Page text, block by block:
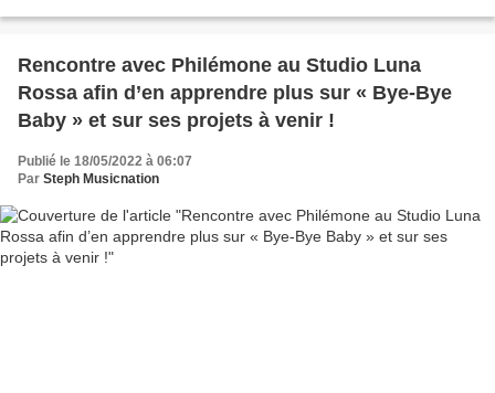
Rencontre avec Philémone au Studio Luna
Rossa afin d’en apprendre plus sur « Bye-Bye
Baby » et sur ses projets à venir !
Publié le 18/05/2022 à 06:07
Par Steph Musicnation